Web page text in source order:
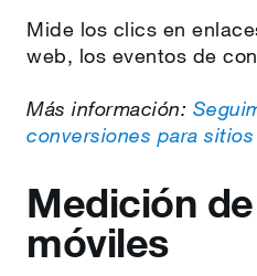
Mide los clics en
web, los eventos de
Más información:
conversiones para
Medición
móviles